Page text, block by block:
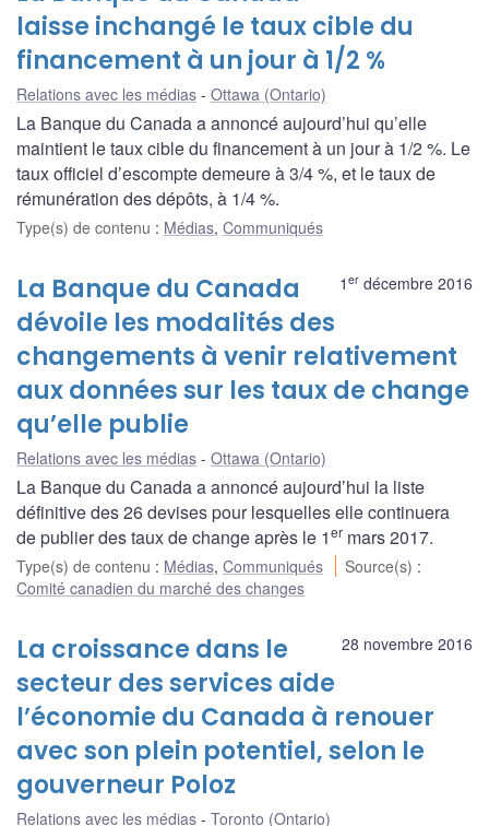
laisse inchangé le taux cible du
financement à un jour à 1/2 %
Relations avec les médias Ottawa (Ontario)
La Banque du Canada a annoncé aujourd’hui qu’elle
maintient le taux cible du financement à un jour à 1/2 %. Le
taux officiel d’escompte demeure à 3/4 %, et le taux de
rémunération des dépôts, à 1/4 %.
Type(s) de contenu : Médias, Communiqués
1 er décembre 2016
La Banque du Canada
dévoile les modalités des
changements à venir relativement
aux données sur les taux de change
qu’elle publie
Relations avec les médias Ottawa (Ontario)
La Banque du Canada a annoncé aujourd’hui la liste
définitive des 26 devises pour lesquelles elle continuera
de publier des taux de change après le 1er mars 2017.
Type(s) de contenu : Médias, Communiqués Source(s) :
Comité canadien du marché des changes
28 novembre 2016
La croissance dans le
secteur des services aide
l’économie du Canada à renouer
avec son plein potentiel, selon le
gouverneur Poloz
Relations avec les médias Toronto (Ontario)